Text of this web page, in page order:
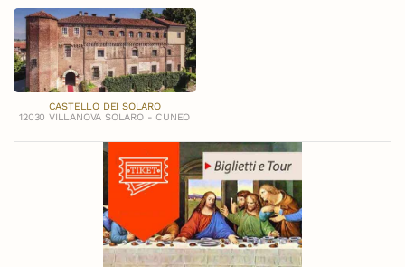
CASTELLO DEI SOLARO
12030 VILLANOVA SOLARO - CUNEO